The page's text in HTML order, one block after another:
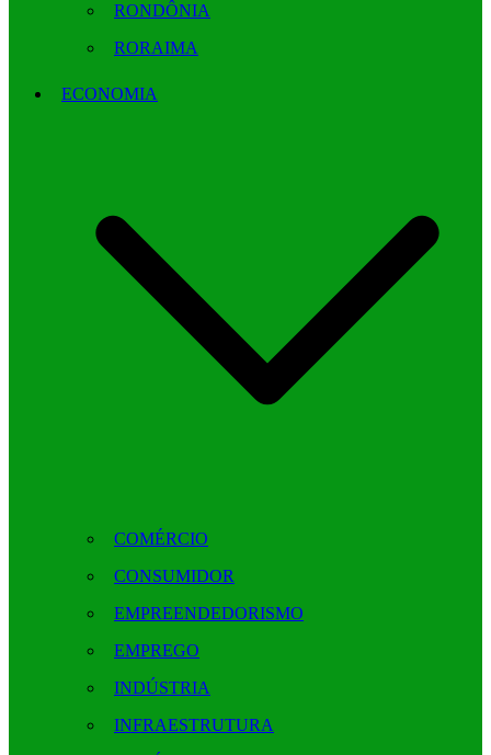
RONDÔNIA
RORAIMA
ECONOMIA
COMÉRCIO
CONSUMIDOR
EMPREENDEDORISMO
EMPREGO
INDÚSTRIA
INFRAESTRUTURA